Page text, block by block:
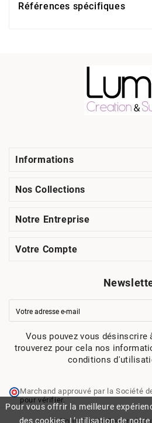
Pour vous offrir la meilleure
des cookies. L’utilisation de
Références spécifiques
Informations
Nos Collections
Notre Entreprise
Votre Compte
Vous pouvez vous désinscrire
trouverez pour cela nos
conditions
Marchand approuvé par la Société
pour vérifier.